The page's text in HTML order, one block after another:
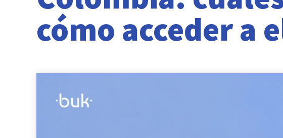
cómo acceder a